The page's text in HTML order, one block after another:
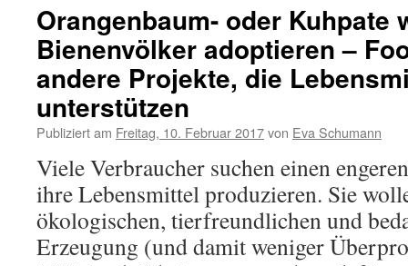
Orangenbaum- oder Kuhpate
Bienenvölker adoptieren –
andere Projekte, die
unterstützen
Publiziert am Freitag, 10. Februar 2017von Eva Schumann
Viele Verbraucher suchen einen
ihre Lebensmittel produzieren. Sie
ökologischen, tierfreundlichen und
Erzeugung (und damit weniger